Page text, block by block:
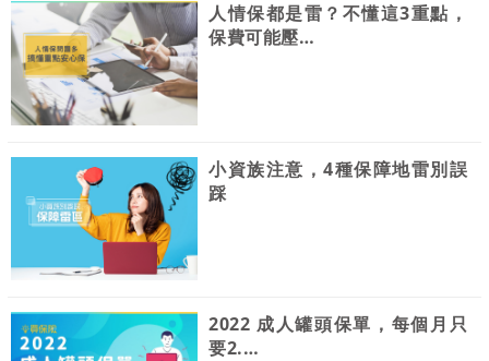
人情保都是雷？不懂這3重點，
保費可能壓…
小資族注意，4種保障地雷別誤
踩
2022 成人罐頭保單，每個月只
要2.…